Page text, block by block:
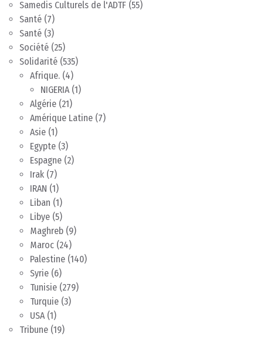
Samedis Culturels de l'ADTF (55)
Santé (7)
Santé (3)
Société (25)
Solidarité (535)
Afrique. (4)
NIGERIA (1)
Algérie (21)
Amérique Latine (7)
Asie (1)
Egypte (3)
Espagne (2)
Irak (7)
IRAN (1)
Liban (1)
Libye (5)
Maghreb (9)
Maroc (24)
Palestine (140)
Syrie (6)
Tunisie (279)
Turquie (3)
USA (1)
Tribune (19)